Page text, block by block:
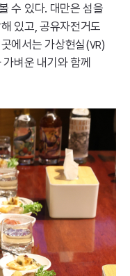
수 있다. 대만은 섬을
있고, 공유자전거도
에서는 가상현실(VR)
벼운 내기와 함께